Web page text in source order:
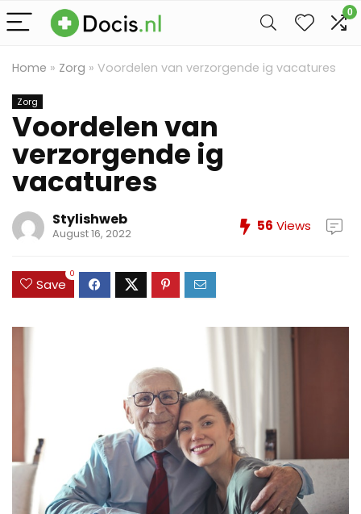
0
Home » Zorg » Voordelen van verzorgende ig vacatures
Zorg
Voordelen van
verzorgende ig
vacatures
Stylishweb
August 16, 2022 56 Views
Save
0